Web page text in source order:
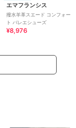
エマフランシス
撥水羊革スエード コンフォー
ト バレエシューズ
¥8,976